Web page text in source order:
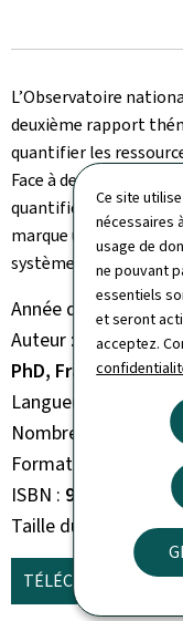
Ce site
nécessaires
usage de
ne pouvant
essentiels
et seront
acceptez.
L’Observatoire
deuxième rapport
quantifier les
Face à des défis
quantification des
marque une avancée
système de santé
Année de parution
Auteur
Catherine
PhD, Françoise
Langue(s)
Français
Nombre de pages
Format du
ISBN 978-99987-
Taille du fichier
TÉLÉCHARGER (FR,